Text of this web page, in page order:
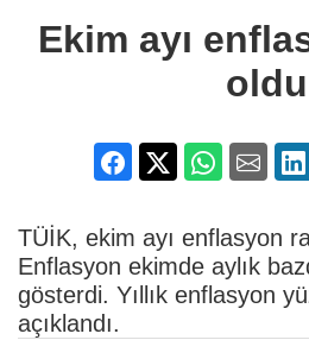
Ekim ayı
oldu
TÜİK, ekim ayı enflasyon
Enflasyon ekimde aylık
gösterdi. Yıllık enflasyon
açıklandı.